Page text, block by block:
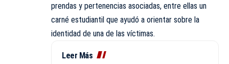
prendas y pertenencias asociadas, entre ellas un
carné estudiantil que ayudó a orientar sobre la
identidad de una de las víctimas.
Leer Más